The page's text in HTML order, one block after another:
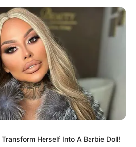
Herself Into A Barbie Doll!